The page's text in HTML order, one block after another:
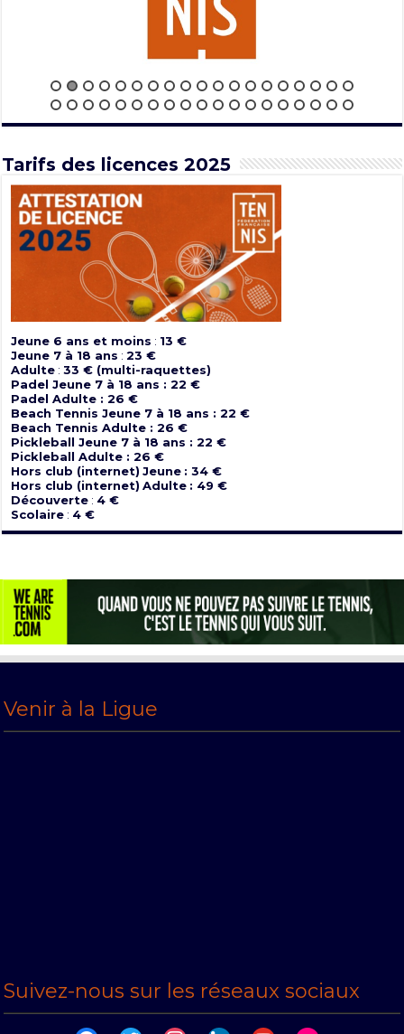
Tarifs des licences 2025
Jeune 6 ans et moins : 13 €
Jeune 7 à 18 ans :23 €
Adulte :33 € (multi-raquettes)
Padel Jeune 7 à 18 ans : 22 €
Padel Adulte : 26 €
Beach Tennis Jeune 7 à 18 ans : 22 €
Beach Tennis Adulte : 26 €
Pickleball Jeune 7 à 18 ans : 22 €
Pickleball Adulte : 26 €
Hors club (internet) Jeune : 34 €
Hors club (internet) Adulte : 49 €
Découverte : 4 €
Scolaire : 4 €
Venir à la Ligue
Suivez-nous sur les réseaux sociaux